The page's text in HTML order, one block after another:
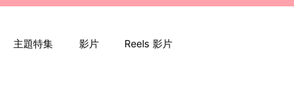
主題特集 影片 Reels 影片